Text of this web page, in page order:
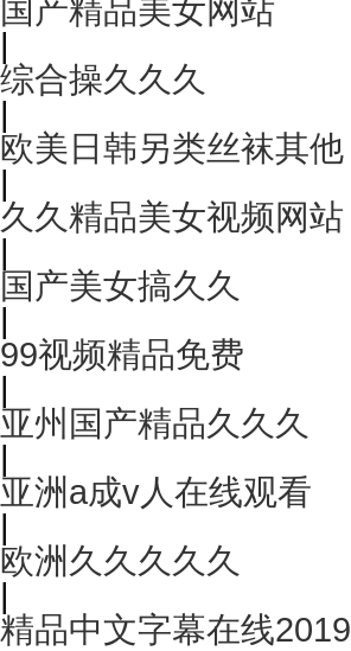
国产精品美女网站
|
综合操久久久
|
欧美日韩另类丝袜其他
|
久久精品美女视频网站
|
国产美女搞久久
|
99视频精品免费
|
亚州国产精品久久久
|
亚洲a成v人在线观看
|
欧洲久久久久久
|
精品中文字幕在线2019